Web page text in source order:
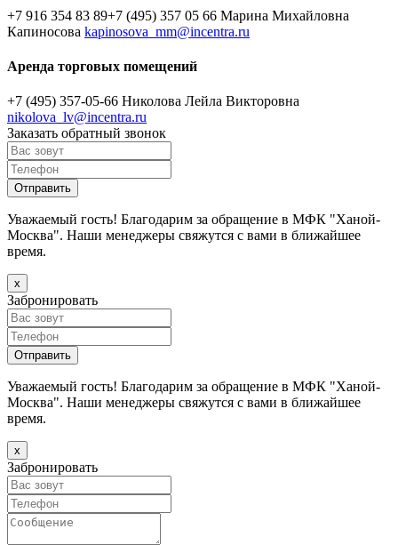
+7 916 354 83 89+7 (495) 357 05 66 Марина Михайловна
Капиносова kapinosova_mm@incentra.ru
Аренда торговых помещений
+7 (495) 357-05-66 Николова Лейла Викторовна
nikolova_lv@incentra.ru
Заказать обратный звонок
Уважаемый гость! Благодарим за обращение в МФК "Ханой-
Москва". Наши менеджеры свяжутся с вами в ближайшее
время.
х
Забронировать
Уважаемый гость! Благодарим за обращение в МФК "Ханой-
Москва". Наши менеджеры свяжутся с вами в ближайшее
время.
х
Забронировать